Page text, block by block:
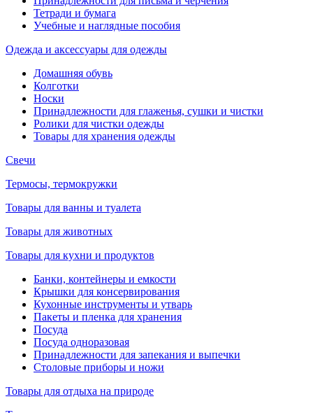
Тетради и бумага
Учебные и наглядные пособия
Одежда и аксессуары для одежды
Домашняя обувь
Колготки
Носки
Принадлежности для глаженья, сушки и чистки
Ролики для чистки одежды
Товары для хранения одежды
Свечи
Термосы, термокружки
Товары для ванны и туалета
Товары для животных
Товары для кухни и продуктов
Банки, контейнеры и емкости
Крышки для консервирования
Кухонные инструменты и утварь
Пакеты и пленка для хранения
Посуда
Посуда одноразовая
Принадлежности для запекания и выпечки
Столовые приборы и ножи
Товары для отдыха на природе